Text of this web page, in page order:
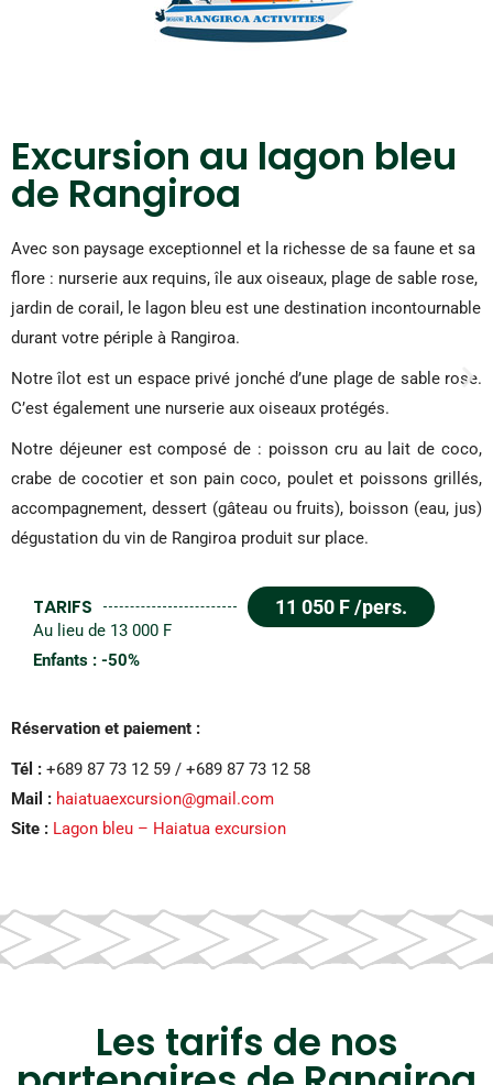
Excursion au lagon bleu
de Rangiroa
Avec son paysage exceptionnel et la richesse de sa faune et sa
flore : nurserie aux requins, île aux oiseaux, plage de sable rose,
jardin de corail, le lagon bleu est une destination incontournable
durant votre périple à Rangiroa.
Notre îlot est un espace privé jonché d’une plage de sable rose.
C’est également une nurserie aux oiseaux protégés.
Notre déjeuner est composé de : poisson cru au lait de coco,
crabe de cocotier et son pain coco, poulet et poissons grillés,
accompagnement, dessert (gâteau ou fruits), boisson (eau, jus)
dégustation du vin de Rangiroa produit sur place.
TARIFS 11 050 F /pers.
Au lieu de 13 000 F
Enfants : -50%
Réservation et paiement :
Tél : +689 87 73 12 59 / +689 87 73 12 58
Mail : haiatuaexcursion@gmail.com
Site : Lagon bleu – Haiatua excursion
Les tarifs de nos